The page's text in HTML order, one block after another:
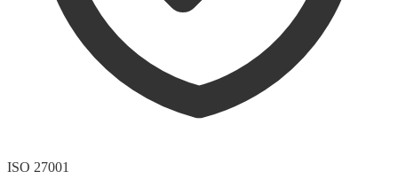
ISO 27001